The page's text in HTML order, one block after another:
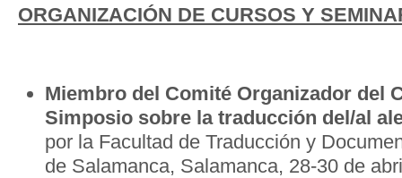
ORGANIZACIÓN DE CURSOS Y
Miembro del Comité Organizador del
Simposio sobre la traducción del/al
por la Facultad de Traducción y
de Salamanca, Salamanca, 28-30 de